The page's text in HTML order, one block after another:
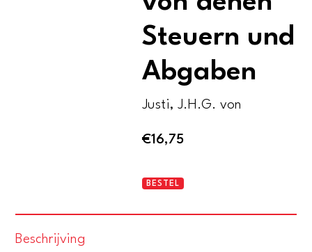
Steuern und
Abgaben
Justi, J.H.G. von
€16,75
Ausführliche
BESTEL
Beschrijving